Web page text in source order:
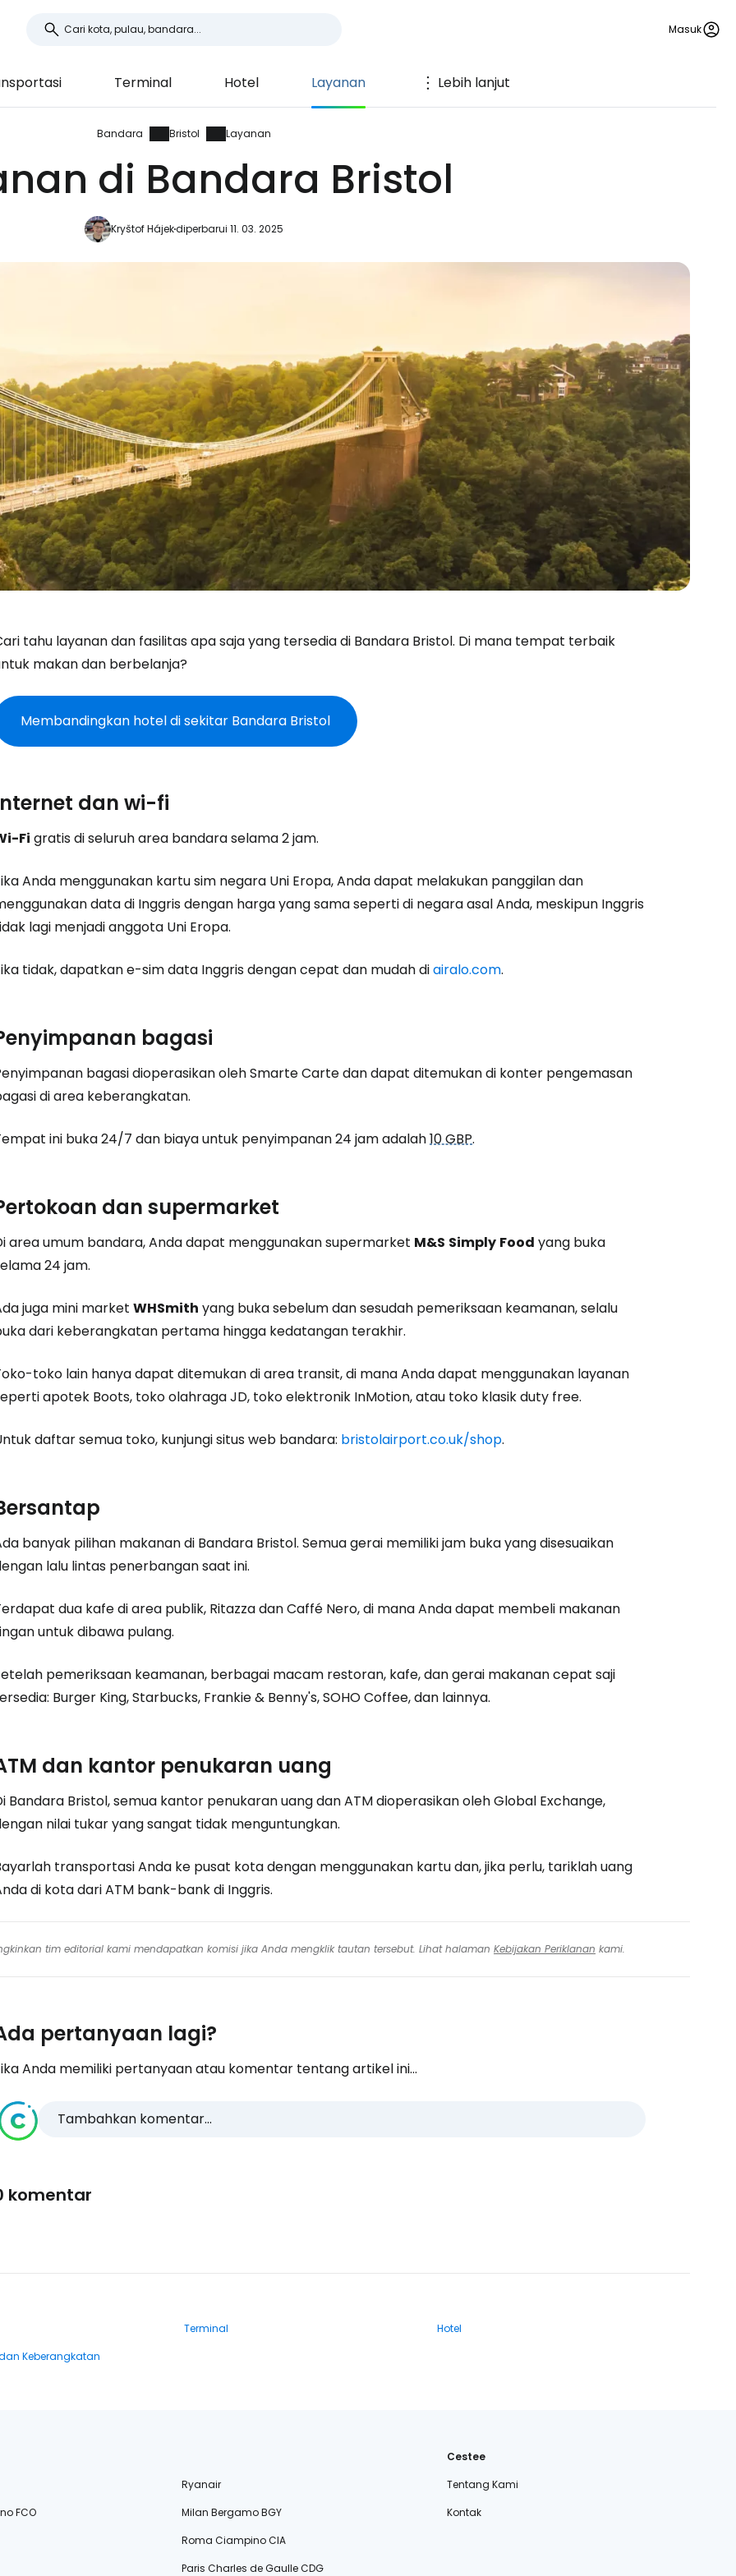
Masuk
Terminal Hotel Layanan Lebih lanjut
Bandara Bristol Layanan
di Bandara Bristol
Kryštof Hájekdiperbarui 11. 03. 2025
tahu layanan dan fasilitas apa saja yang tersedia di Bandara Bristol. Di mana tempat terbaik
makan dan berbelanja?
Membandingkan hotel di sekitar Bandara Bristol
dan wi-fi
Fi gratis di seluruh area bandara selama 2 jam.
Anda menggunakan kartu sim negara Uni Eropa, Anda dapat melakukan panggilan dan
data di Inggris dengan harga yang sama seperti di negara asal Anda, meskipun Inggris
lagi menjadi anggota Uni Eropa.
tidak, dapatkan e-sim data Inggris dengan cepat dan mudah diairalo.com.
bagasi
bagasi dioperasikan oleh Smarte Carte dan dapat ditemukan di konter pengemasan
di area keberangkatan.
ini buka 24/7 dan biaya untuk penyimpanan 24 jam adalah10 GBP.
dan supermarket
area umum bandara, Anda dapat menggunakan supermarket M&S Simply Food yang buka
24 jam.
juga mini market WHSmith yang buka sebelum dan sesudah pemeriksaan keamanan, selalu
dari keberangkatan pertama hingga kedatangan terakhir.
toko lain hanya dapat ditemukan di area transit, di mana Anda dapat menggunakan layanan
apotek Boots, toko olahraga JD, toko elektronik InMotion, atau toko klasikduty free.
daftar semua toko, kunjungi situs web bandara: bristolairport.co.uk/shop.
banyak pilihan makanan di Bandara Bristol. Semua gerai memiliki jam buka yang disesuaikan
lalu lintas penerbangan saat ini.
dua kafe di area publik, Ritazza dan Caffé Nero, di mana Anda dapat membeli makanan
untuk dibawa pulang.
pemeriksaan keamanan, berbagai macam restoran, kafe, dan gerai makanan cepat saji
Burger King, Starbucks, Frankie & Benny's, SOHO Coffee, dan lainnya.
dan kantor penukaran uang
Bandara Bristol, semua kantor penukaran uang dan ATM dioperasikan oleh Global Exchange,
nilai tukar yang sangat tidak menguntungkan.
transportasi Anda ke pusat kota dengan menggunakan kartu dan, jika perlu, tariklah uang
di kota dari ATM bank-bank di Inggris.
tim editorial kami mendapatkan komisi jika Anda mengklik tautan tersebut. Lihat halaman Kebijakan Periklanan kami.
pertanyaan lagi?
Anda memiliki pertanyaan atau komentar tentang artikel ini...
Tambahkan komentar...
komentar
Terminal
Hotel
Keberangkatan
Ryanair
FCO
Milan Bergamo BGY
Roma Ciampino CIA
Paris Charles de Gaulle CDG
Cestee
Tentang Kami
Kontak
Masuk ke Cestee
Lanjutkan dengan Facebook
Lanjutkan dengan email